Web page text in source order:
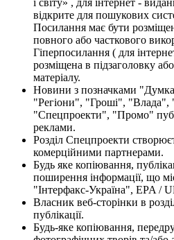
відкрите для пошукових
Посилання має бути
повного або часткового
Гіперпосилання ( для
розміщена в підзаголовку
матеріалу.
Новини з позначками
"Регіони", "Гроші",
"Спецпроекти", "Промо"
реклами.
Розділ Спецпроекти
комерційними партнерами.
Будь яке копіювання,
поширення інформації, що
"Інтерфакс-Україна", EPA /
Власник веб-сторінки в
публікації.
Будь-яке копіювання,